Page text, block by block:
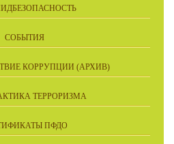
СОБЫТИЯ
КОРРУПЦИИ (АРХИВ)
ТЕРРОРИЗМА
ПФДО